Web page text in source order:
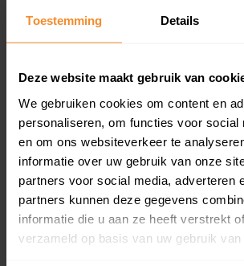
Toestemming Details
Deze website maakt gebruik van
We gebruiken cookies om content en
personaliseren, om functies voor social
en om ons websiteverkeer te
informatie over uw gebruik van onze
partners voor social media, adverteren
partners kunnen deze gegevens
informatie die u aan ze heeft verstrekt
verzameld op basis van uw gebruik van
Een overzicht van alle verkochte
en koopdatum) binnen een
Bekijk product
Direct leverbaar